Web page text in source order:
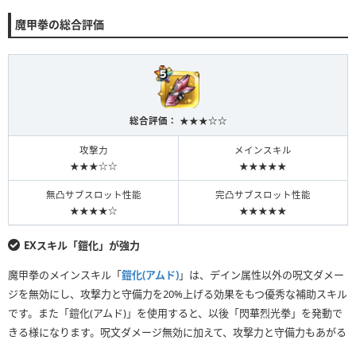
魔甲拳の総合評価
総合評価： ★★★☆☆
攻撃力
★★★☆☆
メインスキル
★★★★★
無凸サブスロット性能
★★★★☆
完凸サブスロット性能
★★★★★
EXスキル「鎧化」が強力
魔甲拳のメインスキル「鎧化(アムド)」は、デイン属性以外の呪文ダメー
ジを無効にし、攻撃力と守備力を20%上げる効果をもつ優秀な補助スキル
です。また「鎧化(アムド)」を使用すると、以後「閃華烈光拳」を発動で
きる様になります。呪文ダメージ無効に加えて、攻撃力と守備力もあがる